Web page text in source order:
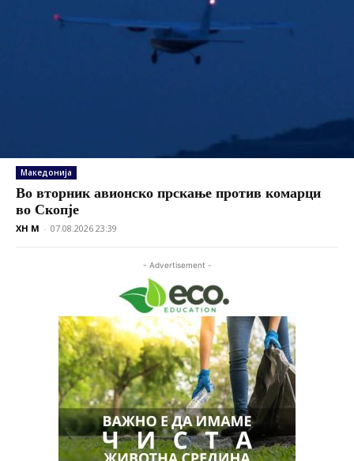
Македонија
Во вторник авионско прскање против комарци
во Скопје
XH M - 07.08.2026 23:39
- Advertisement -